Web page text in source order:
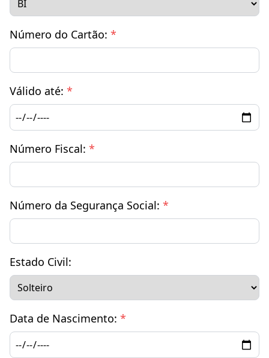
Número do Cartão: *
Válido até: *
Número Fiscal: *
Número da Segurança Social: *
Estado Civil:
Data de Nascimento: *